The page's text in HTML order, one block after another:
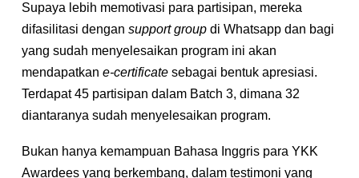
Supaya lebih memotivasi para partisipan, mereka
difasilitasi dengansupport groupdi Whatsapp dan bagi
yang sudah menyelesaikan program ini akan
mendapatkane-certificatesebagai bentuk apresiasi.
Terdapat 45 partisipan dalam Batch 3, dimana 32
diantaranya sudah menyelesaikan program.
Bukan hanya kemampuan Bahasa Inggris para YKK
Awardees yang berkembang, dalam testimoni yang